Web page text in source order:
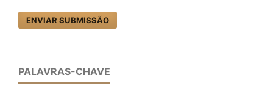
ENVIAR SUBMISSÃO
PALAVRAS-CHAVE